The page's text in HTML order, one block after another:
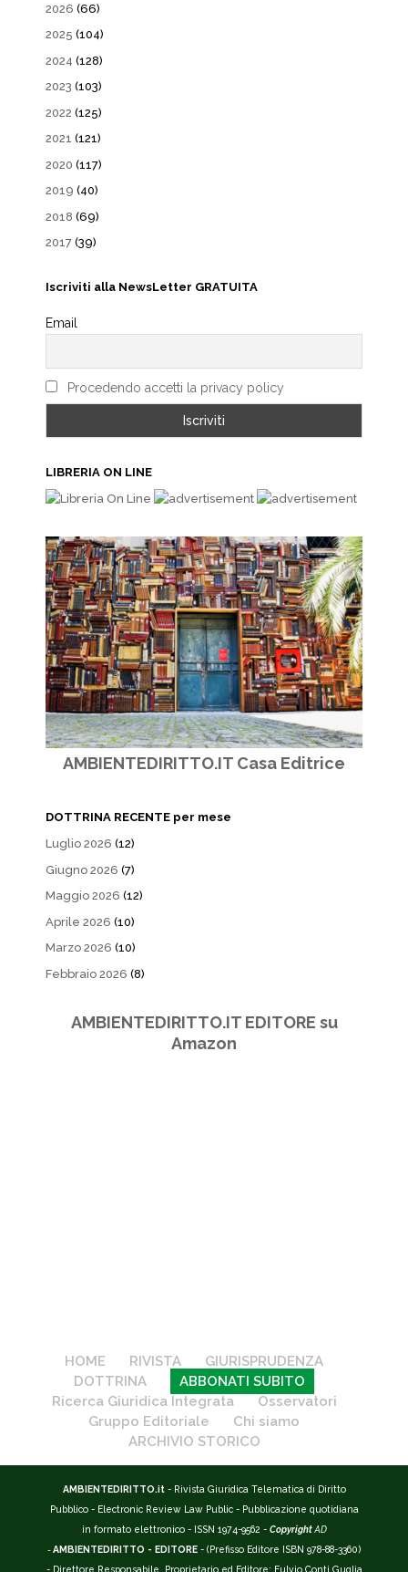
2026 (66)
2025 (104)
2024 (128)
2023 (103)
2022 (125)
2021 (121)
2020 (117)
2019 (40)
2018 (69)
2017 (39)
Iscriviti alla NewsLetter GRATUITA
Email
Procedendo accetti la privacy policy
LIBRERIA ON LINE
AMBIENTEDIRITTO.IT Casa Editrice
DOTTRINA RECENTE per mese
Luglio 2026 (12)
Giugno 2026 (7)
Maggio 2026 (12)
Aprile 2026 (10)
Marzo 2026 (10)
Febbraio 2026 (8)
AMBIENTEDIRITTO.IT EDITORE su
Amazon
HOME RIVISTA
GIURISPRUDENZA
DOTTRINA
ABBONATI SUBITO
Ricerca Giuridica Integrata
Osservatori
Gruppo Editoriale
Chi siamo
ARCHIVIO STORICO
AMBIENTEDIRITTO.it - Rivista Giuridica Telematica di Diritto
Pubblico - Electronic Review Law Public - Pubblicazione quotidiana
in formato elettronico - ISSN 1974-9562 - Copyright AD
-AMBIENTEDIRITTO - EDITORE - (Prefisso Editore ISBN 978-88-3360)
- Direttore Responsabile, Proprietario ed Editore: Fulvio Conti Guglia